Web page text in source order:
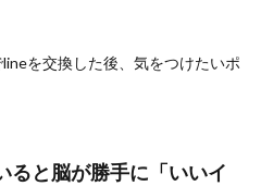
を交換した後、気をつけたいポ
と脳が勝手に「いいイ